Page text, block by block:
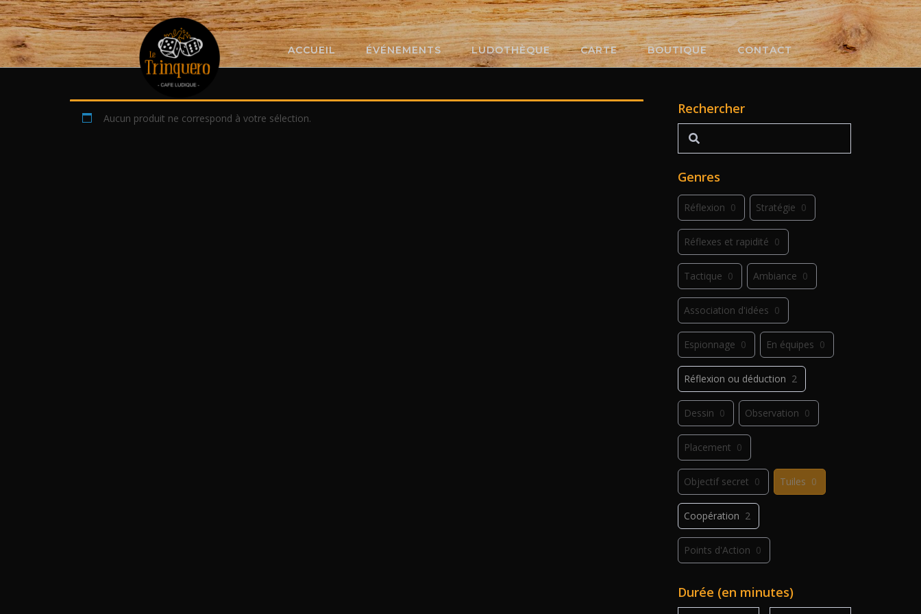
Skip
to
content
ACCUEIL ÉVÉNEMENTS LUDOTHÈQUE CARTE BOUTIQUE CONTACT
Aucun produit ne correspond à votre sélection.
Rechercher
Rechercher
Genres
Réflexion 0 Stratégie 0
Réflexes et rapidité 0
Tactique 0 Ambiance 0
Association d'idées 0
Espionnage 0 En équipes 0
Réflexion ou déduction 2
Dessin 0 Observation 0
Placement 0
Objectif secret 0 Tuiles 0
Coopération 2
Points d'Action 0
Déplacement 0
Durée (en minutes)